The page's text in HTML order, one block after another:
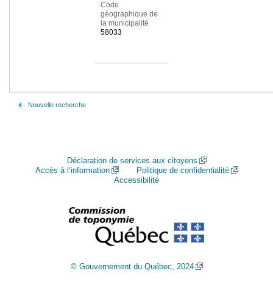
Code
géographique de
la municipalité
58033
Nouvelle recherche
Déclaration de services aux citoyens
Accès à l’information
Politique de confidentialité
Accessibilité
© Gouvernement du Québec, 2024